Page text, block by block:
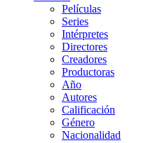
Películas
Series
Intérpretes
Directores
Creadores
Productoras
Año
Autores
Calificación
Género
Nacionalidad